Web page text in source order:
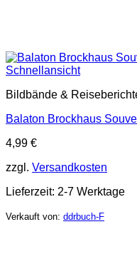
Schnellansicht
Bildbände &
Balaton Brockhaus
4,99 €
zzgl. Versandkosten
Lieferzeit: 2-7 Werktage
Verkauft von: ddrbuch-F